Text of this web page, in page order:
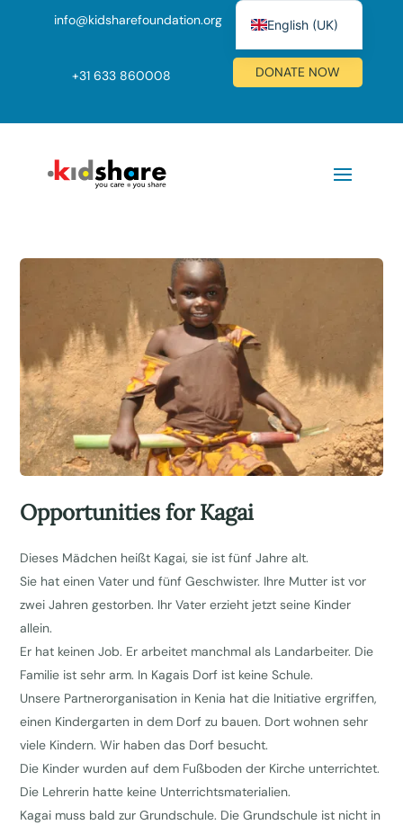
info@kidsharefoundation.org
+31 633 860008 DONATE NOW
Opportunities for Kagai
Dieses Mädchen heißt Kagai, sie ist fünf Jahre alt.
Sie hat einen Vater und fünf Geschwister. Ihre Mutter ist vor
zwei Jahren gestorben. Ihr Vater erzieht jetzt seine Kinder
allein.
Er hat keinen Job. Er arbeitet manchmal als Landarbeiter. Die
Familie ist sehr arm. In Kagais Dorf ist keine Schule.
Unsere Partnerorganisation in Kenia hat die Initiative ergriffen,
einen Kindergarten in dem Dorf zu bauen. Dort wohnen sehr
viele Kindern. Wir haben das Dorf besucht.
Die Kinder wurden auf dem Fußboden der Kirche unterrichtet.
Die Lehrerin hatte keine Unterrichtsmaterialien.
Kagai muss bald zur Grundschule. Die Grundschule ist nicht in
English (UK)
Nederlands
Deutsch